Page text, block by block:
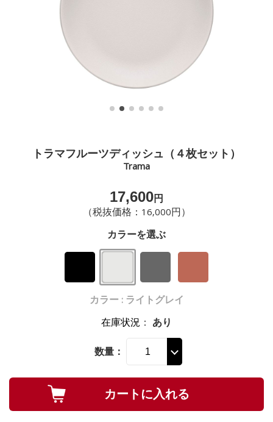
トラマフルーツディッシュ（４枚セット）
Trama
17,600円
（税抜価格：16,000円）
カラーを選ぶ
カラー : ライトグレイ
在庫状況 ： あり
数量：